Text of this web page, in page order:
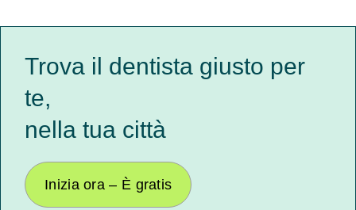
Trova il dentista giusto per
te,
nella tua città
Inizia ora – È gratis